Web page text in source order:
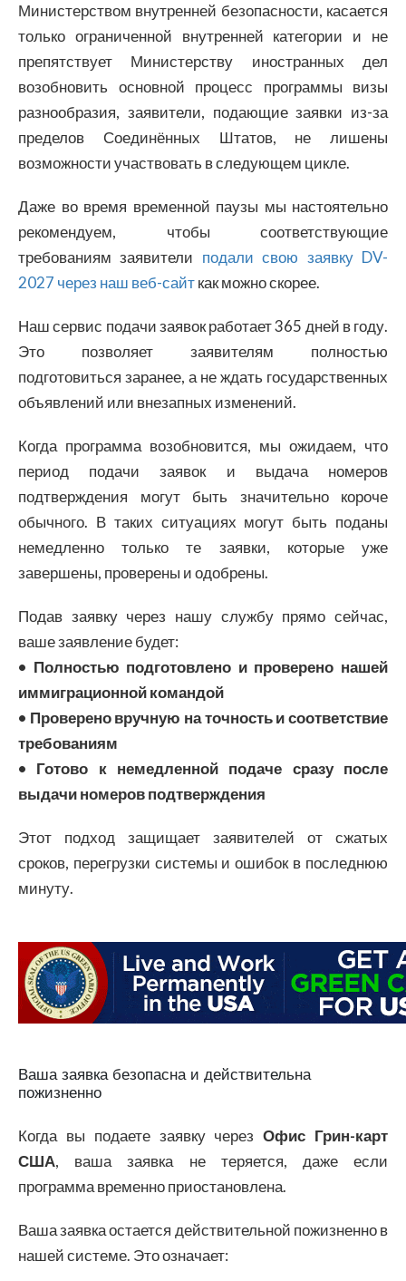
Министерством внутренней безопасности, касается
только ограниченной внутренней категории и не
препятствует Министерству иностранных дел
возобновить основной процесс программы визы
разнообразия, заявители, подающие заявки из-за
пределов Соединённых Штатов, не лишены
возможности участвовать в следующем цикле.
Даже во время временной паузы мы настоятельно
рекомендуем, чтобы соответствующие
требованиям заявители подали свою заявку DV-
2027 через наш веб-сайткак можно скорее.
Наш сервис подачи заявок работает 365 дней в году.
Это позволяет заявителям полностью
подготовиться заранее, а не ждать государственных
объявлений или внезапных изменений.
Когда программа возобновится, мы ожидаем, что
период подачи заявок и выдача номеров
подтверждения могут быть значительно короче
обычного. В таких ситуациях могут быть поданы
немедленно только те заявки, которые уже
завершены, проверены и одобрены.
Подав заявку через нашу службу прямо сейчас,
ваше заявление будет:
• Полностью подготовлено и проверено нашей
иммиграционной командой
• Проверено вручную на точность и соответствие
требованиям
• Готово к немедленной подаче сразу после
выдачи номеров подтверждения
Этот подход защищает заявителей от сжатых
сроков, перегрузки системы и ошибок в последнюю
минуту.
Ваша заявка безопасна и действительна
пожизненно
Когда вы подаете заявку черезОфис Грин-карт
США, ваша заявка не теряется, даже если
программа временно приостановлена.
Ваша заявка остается действительной пожизненно в
нашей системе. Это означает: